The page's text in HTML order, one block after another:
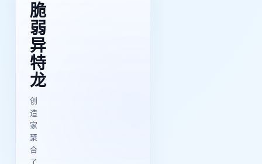
脆
弱
异
特
龙
创
造
家
聚
合
了